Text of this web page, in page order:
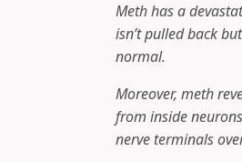
Meth has a
isn’t pulled back
normal.
Moreover, meth
from inside
nerve terminals